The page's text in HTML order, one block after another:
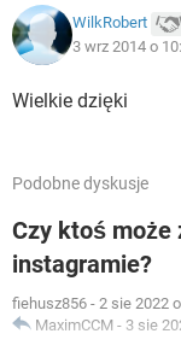
WilkRobert
3 wrz 2014 o
Wielkie dzięki
Podobne dyskusje
Czy ktoś może
instagramie?
fiehusz856 - 2 sie 2022
MaximCCM - 3 sie